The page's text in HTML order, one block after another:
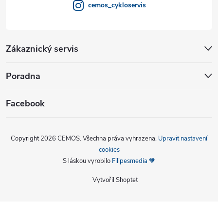
cemos_cykloservis
Zákaznický servis
Poradna
Facebook
Vytvořil Shoptet
Copyright 2026 CEMOS. Všechna práva vyhrazena. Upravit nastavení
cookies
S láskou vyrobilo Filipesmedia 🧡